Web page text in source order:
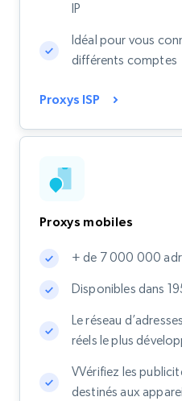
IP
Idéal pour vous
différents comptes
Proxys ISP
Proxys mobiles
+ de 7 000 000
Disponibles dans
Le réseau
réels le plus
VVérifiez les
destinés aux